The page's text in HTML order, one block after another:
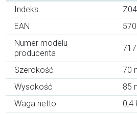
Indeks
EAN
Numer modelu
producenta
Szerokość
70
Wysokość
85
Waga netto
0,4